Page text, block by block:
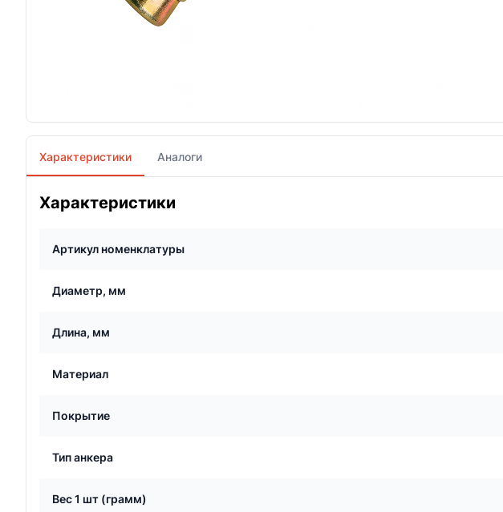
Характеристики Аналоги
Характеристики
Артикул номенклатуры
Диаметр, мм
Длина, мм
Материал
Покрытие
Тип анкера
Вес 1 шт (грамм)